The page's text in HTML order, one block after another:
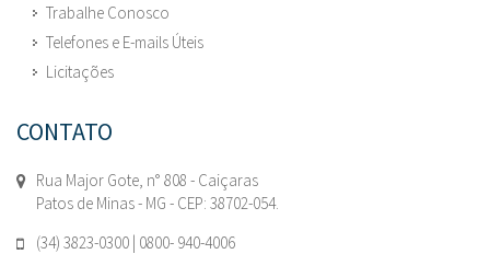
Trabalhe Conosco
Telefones e E-mails Úteis
Licitações
CONTATO
Rua Major Gote, n° 808 - Caiçaras
Patos de Minas - MG - CEP: 38702-054.
(34) 3823-0300 | 0800- 940-4006